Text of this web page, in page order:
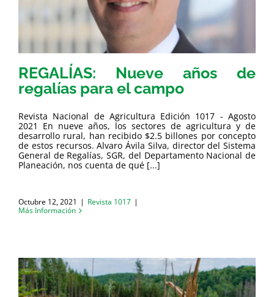
REGALÍAS: Nueve años de
regalías para el campo
Revista Nacional de Agricultura Edición 1017 - Agosto
2021 En nueve años, los sectores de agricultura y de
desarrollo rural, han recibido $2.5 billones por concepto
de estos recursos. Alvaro Ávila Silva, director del Sistema
General de Regalías, SGR, del Departamento Nacional de
Planeación, nos cuenta de qué [...]
Octubre 12, 2021 | Revista 1017 |
Más Información